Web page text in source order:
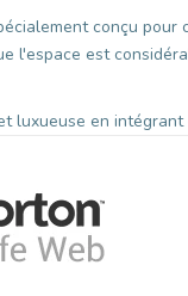
conçu
l'espace est
luxueuse en